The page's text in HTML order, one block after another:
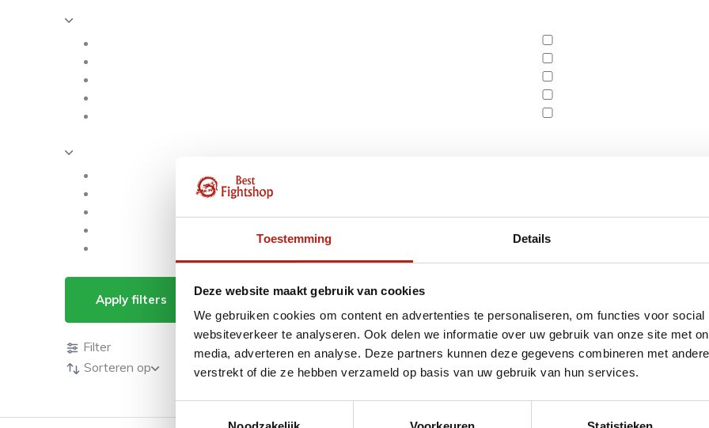
Toestemming Details
Deze website maakt gebruik van cookies
We gebruiken cookies om content en advertenties te personaliseren, om functies voor
websiteverkeer te analyseren. Ook delen we informatie over uw gebruik van onze site met
media, adverteren en analyse. Deze partners kunnen deze gegevens combineren met
verstrekt of die ze hebben verzameld op basis van uw gebruik van hun services.
Apply filters Opruiming tassen
Producten
Filter
Sorteren op